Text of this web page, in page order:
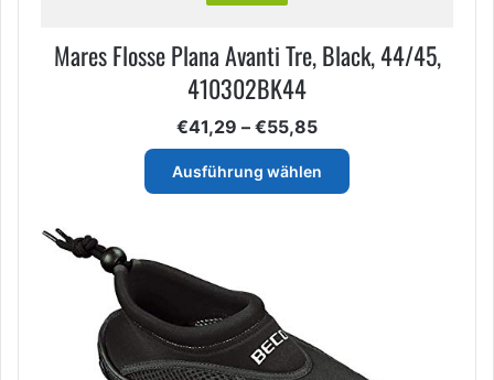
Mares Flosse Plana Avanti Tre, Black, 44/45,
410302BK44
€41,29 – €55,85Preisspanne:
€41,29
bis
€55,85
Ausführung wählen
Dieses
auf